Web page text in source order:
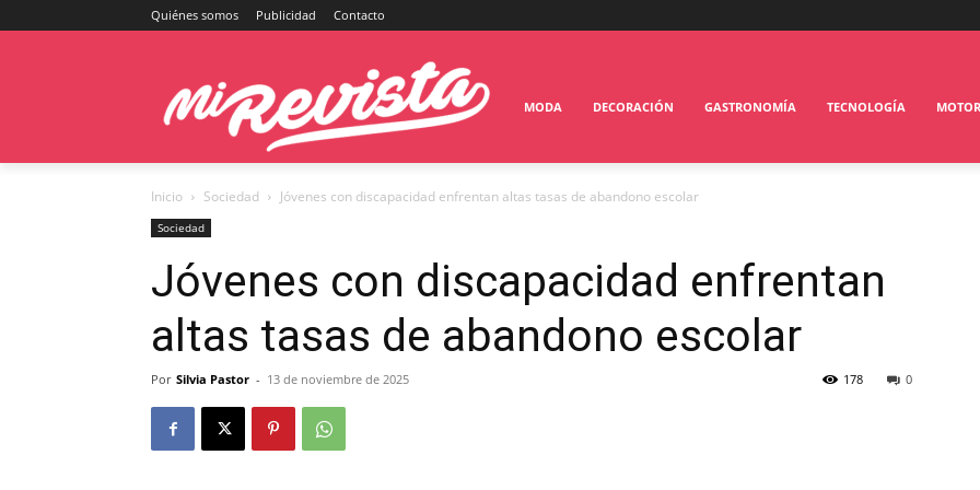
Quiénes somos Publicidad Contacto
MODA DECORACIÓN GASTRONOMÍA TECNOLOGÍA MOTOR
Inicio Sociedad Jóvenes con discapacidad enfrentan altas tasas de abandono escolar
Sociedad
Jóvenes con discapacidad enfrentan
altas tasas de abandono escolar
Por Silvia Pastor - 13 de noviembre de 2025 0
178